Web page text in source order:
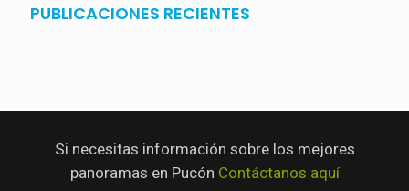
PUBLICACIONES RECIENTES
Si necesitas información sobre los mejores
panoramas en Pucón Contáctanos aquí